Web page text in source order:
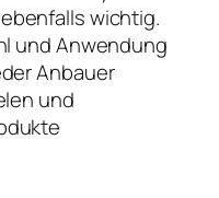
wichtig.
und Anwendung
Anbauer
und